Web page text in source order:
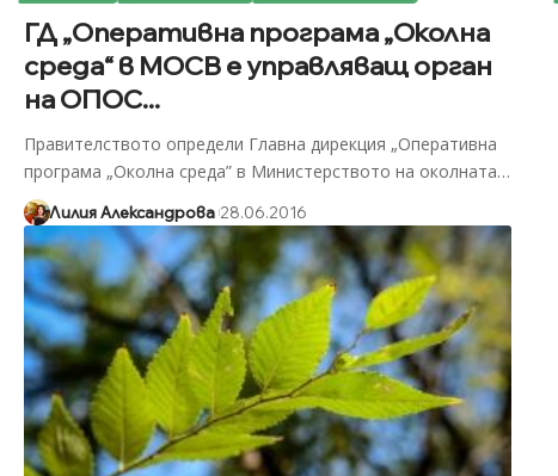
ГД „Оперативна програма „Околна
среда“ в МОСВ е управляващ орган
на ОПОС...
Правителството определи Главна дирекция „Оперативна
програма „Околна среда” в Министерството на околната…
Лилия Александрова 28.06.2016